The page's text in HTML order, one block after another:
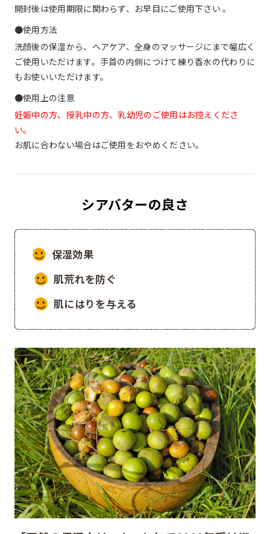
開封後は使用期限に関わらず、お早目にご使用下さい 。
●使用方法
洗顔後の保湿から、ヘアケア、全身のマッサージにまで幅広く
ご使用いただけます。手首の内側につけて練り香水の代わりに
もお使いいただけます。
●使用上の注意
妊娠中の方、授乳中の方、乳幼児のご使用はお控えくださ
い。
お肌に合わない場合はご使用をおやめください。
シアバターの良さ
保湿効果
肌荒れを防ぐ
肌にはりを与える